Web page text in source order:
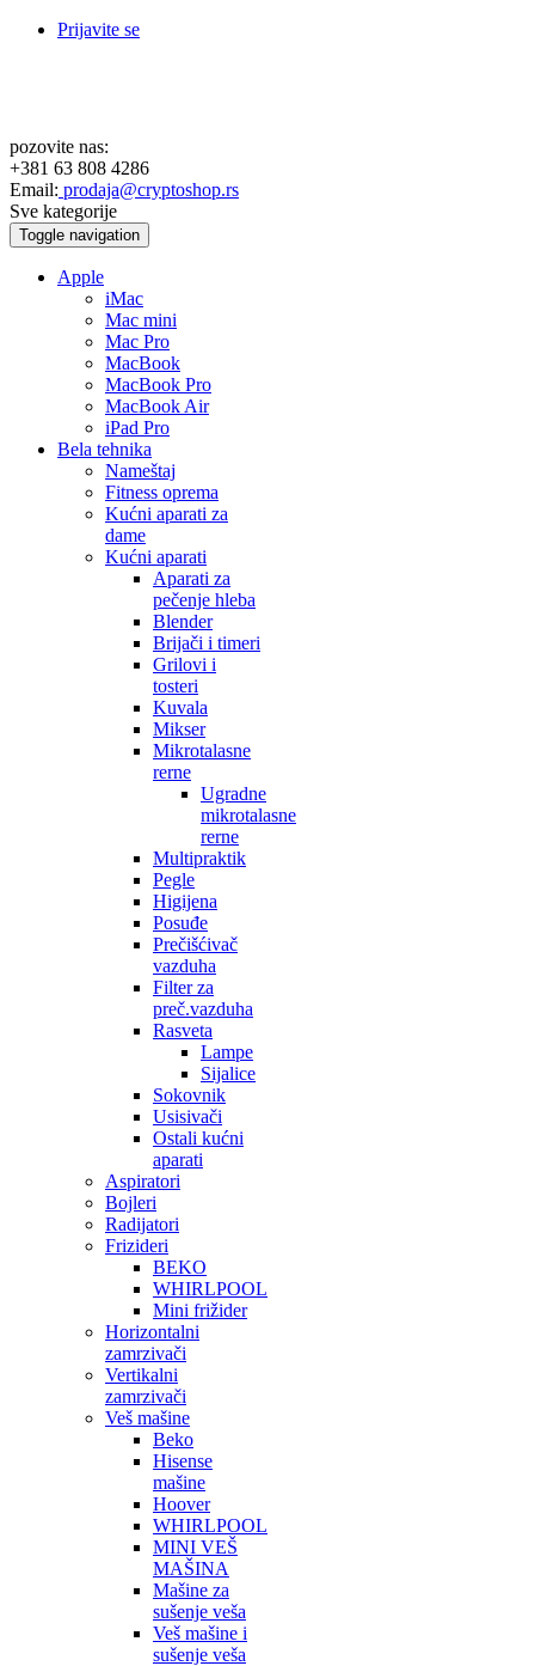
Prijavite se
pozovite nas:
+381 63 808 4286
Email: prodaja@cryptoshop.rs
Sve kategorije
Toggle navigation
Apple
iMac
Mac mini
Mac Pro
MacBook
MacBook Pro
MacBook Air
iPad Pro
Bela tehnika
Nameštaj
Fitness oprema
Kućni aparati za
dame
Kućni aparati
Aparati za
pečenje hleba
Blender
Brijači i timeri
Grilovi i
tosteri
Kuvala
Mikser
Mikrotalasne
rerne
Ugradne
mikrotalasne
rerne
Multipraktik
Pegle
Higijena
Posuđe
Prečišćivač
vazduha
Filter za
preč.vazduha
Rasveta
Lampe
Sijalice
Sokovnik
Usisivači
Ostali kućni
aparati
Aspiratori
Bojleri
Radijatori
Frizideri
BEKO
WHIRLPOOL
Mini frižider
Horizontalni
zamrzivači
Vertikalni
zamrzivači
Veš mašine
Beko
Hisense
mašine
Hoover
WHIRLPOOL
MINI VEŠ
MAŠINA
Mašine za
sušenje veša
Veš mašine i
sušenje veša